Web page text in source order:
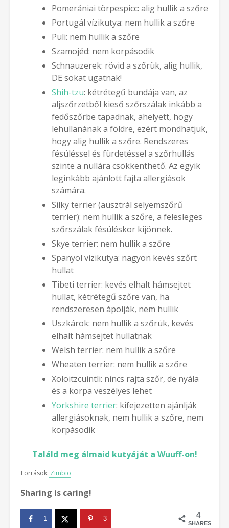
Pomerániai törpespicc: alig hullik a szőre
Portugál vízikutya: nem hullik a szőre
Puli: nem hullik a szőre
Szamojéd: nem korpásodik
Schnauzerek: rövid a szőrük, alig hullik,
DE sokat ugatnak!
Shih-tzu: kétrétegű bundája van, az
aljszőrzetből kieső szőrszálak inkább a
fedőszőrbe tapadnak, ahelyett, hogy
lehullanának a földre, ezért mondhatjuk,
hogy alig hullik a szőre. Rendszeres
fésüléssel és fürdetéssel a szőrhullás
szinte a nullára csökkenthető. Az egyik
leginkább ajánlott fajta allergiások
számára.
Silky terrier (ausztrál selyemszőrű
terrier): nem hullik a szőre, a felesleges
szőrszálak fésüléskor kijönnek.
Skye terrier: nem hullik a szőre
Spanyol vízikutya: nagyon kevés szőrt
hullat
Tibeti terrier: kevés elhalt hámsejtet
hullat, kétrétegű szőre van, ha
rendszeresen ápolják, nem hullik
Uszkárok: nem hullik a szőrük, kevés
elhalt hámsejtet hullatnak
Welsh terrier: nem hullik a szőre
Wheaten terrier: nem hullik a szőre
Xoloitzcuintli: nincs rajta szőr, de nyála
és a korpa veszélyes lehet
Yorkshire terrier: kifejezetten ajánlják
allergiásoknak, nem hullik a szőre, nem
korpásodik
Találd meg álmaid kutyáját a Wuuff-on!
Források: Zimbio
Sharing is caring!
4
SHARES
1 3